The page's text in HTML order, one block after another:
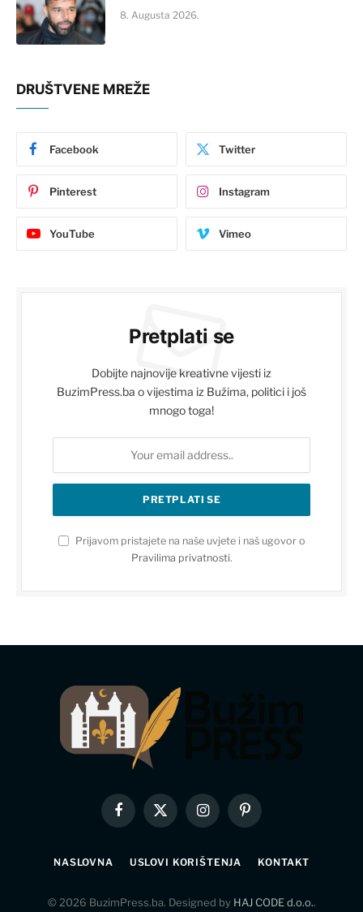
8. Augusta 2026.
DRUŠTVENE MREŽE
Facebook Twitter
Pinterest Instagram
YouTube Vimeo
Pretplati se
Dobijte najnovije kreativne vijesti iz
BuzimPress.ba o vijestima iz Bužima, politici i još
mnogo toga!
Prijavom pristajete na naše uvjete i naš ugovor o
Pravilima privatnosti.
Facebook
X
(Twitter)
InstagramPinterest
NASLOVNA USLOVI KORIŠTENJA KONTAKT
© 2026 BuzimPress.ba. Designed by HAJ CODE d.o.o..